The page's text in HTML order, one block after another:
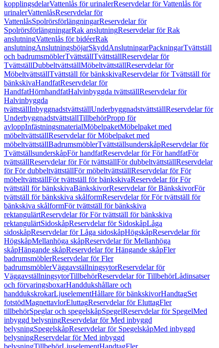
kopplingsdelarVattenlås för urinalerReservdelar för Vattenlås för
urinalerVattenlåsReservdelar för
VattenlåsSpolrörsförlängningarReservdelar för
SpolrörsförlängningarRak anslutningReservdelar för Rak
anslutningVattenlås för bidéerRak
anslutningAnslutningsböjarSkyddAnslutningarPackningarTvättställ
och badrumsmöblerTvättställTvättställReservdelar för
TvättställDubbeltvättställMöbeltvättställReservdelar för
MöbeltvättställTvättställ för bänkskivaReservdelar för Tvättställ för
bänkskivaHandfatReservdelar för
HandfatHörnhandfatHalvinbyggda tvättställReservdelar för
Halvinbyggda
tvättställInbyggnadstvättställUnderbyggnadstvättställReservdelar för
UnderbyggnadstvättställTillbehörPropp för
avloppInfästningsmaterialMöbelpaketMöbelpaket med
möbeltvättställReservdelar för Möbelpaket med
möbeltvättställBadrumsmöblerTvättställsunderskåpReservdelar för
TvättställsunderskåpFör handfatReservdelar för För handfatFör
tvättställReservdelar för För tvättställFör dubbeltvättställReservdelar
för För dubbeltvättställFör möbeltvättställReservdelar för För
möbeltvättställFör tvättställ för bänkskivaReservdelar för För
tvättställ för bänkskivaBänkskivorReservdelar för BänkskivorFör
tvättställ för bänkskiva skålformReservdelar för För tvättställ för
bänkskiva skålformFör tvättställ för bänkskiva
rektangulärtReservdelar för För tvättställ för bänkskiva
rektangulärtSidoskåpReservdelar för SidoskåpLåga
sidoskåpReservdelar för Låga sidoskåpHögskåpReservdelar för
HögskåpMellanhöga skåpReservdelar för Mellanhöga
skåpHängande skåpReservdelar för Hängande skåpFler
badrumsmöblerReservdelar för Fler
badrumsmöblerVäggavställningsytorReservdelar för
VäggavställningsytorTillbehörReservdelar för TillbehörLådinsatser
och förvaringsboxarHanddukshållare och
handdukskrokarLjuselementHållare för bänkskivorHandtagSet
fotstödMagnettavlorEluttagReservdelar för EluttagFler
tillbehörSpeglar och spegelskåpSpegelReservdelar för SpegelMed
inbyggd belysningReservdelar för Med inbyggd
belysningSpegelskåpReservdelar för SpegelskåpMed inbyggd
belysningReservdelar för Med inbyggd
belysningTillbehörLjuselementHandtagFler